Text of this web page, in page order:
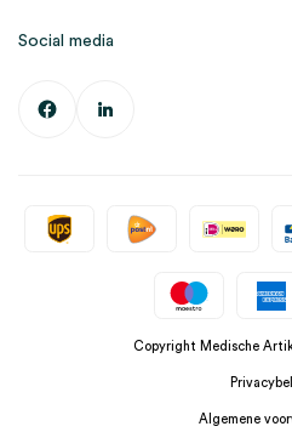
Social media
Copyright Medische
Algemene